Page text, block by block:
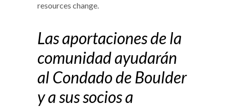
resources change.
Las aportaciones de la
comunidad ayudarán
al Condado de Boulder
y a sus socios a